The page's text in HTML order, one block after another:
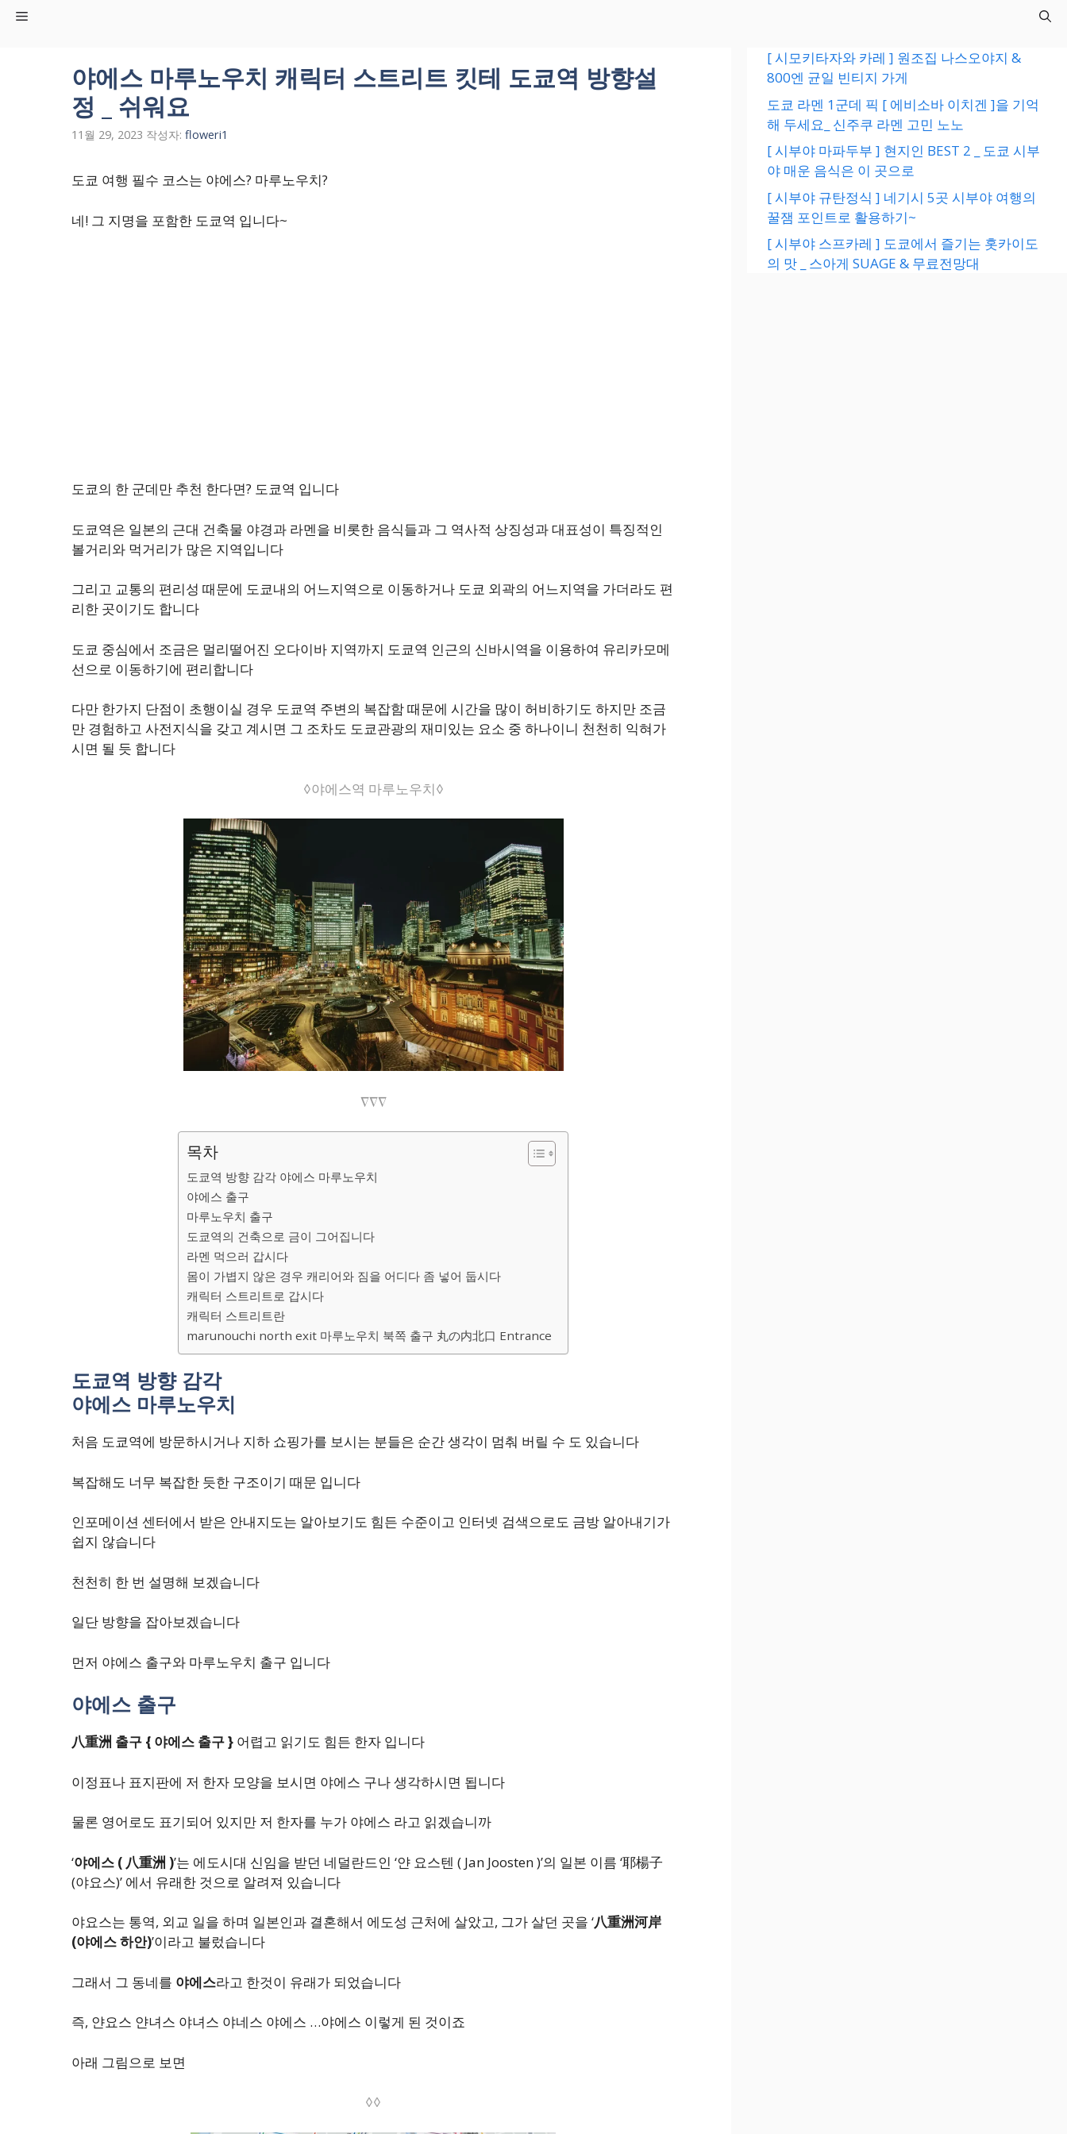
Menu
야에스 마루노우치 캐릭터 스트리트 킷테 도쿄역 방향설
정 _ 쉬워요
11월 29, 2023 작성자: floweri1
도쿄 여행 필수 코스는 야에스? 마루노우치?
네! 그 지명을 포함한 도쿄역 입니다~
도쿄의 한 군데만 추천 한다면? 도쿄역 입니다
도쿄역은 일본의 근대 건축물 야경과 라멘을 비롯한 음식들과 그 역사적 상징성과 대표성이 특징적인
볼거리와 먹거리가 많은 지역입니다
그리고 교통의 편리성 때문에 도쿄내의 어느지역으로 이동하거나 도쿄 외곽의 어느지역을 가더라도 편
리한 곳이기도 합니다
도쿄 중심에서 조금은 멀리떨어진 오다이바 지역까지 도쿄역 인근의 신바시역을 이용하여 유리카모메
선으로 이동하기에 편리합니다
다만 한가지 단점이 초행이실 경우 도쿄역 주변의 복잡함 때문에 시간을 많이 허비하기도 하지만 조금
만 경험하고 사전지식을 갖고 계시면 그 조차도 도쿄관광의 재미있는 요소 중 하나이니 천천히 익혀가
시면 될 듯 합니다
◊야에스역 마루노우치◊
∇∇∇
목차
도쿄역 방향 감각 야에스 마루노우치
야에스 출구
마루노우치 출구
도쿄역의 건축으로 금이 그어집니다
라멘 먹으러 갑시다
몸이 가볍지 않은 경우 캐리어와 짐을 어디다 좀 넣어 둡시다
캐릭터 스트리트로 갑시다
캐릭터 스트리트란
marunouchi north exit 마루노우치 북쪽 출구 丸の内北口 Entrance
도쿄역 방향 감각
야에스 마루노우치
처음 도쿄역에 방문하시거나 지하 쇼핑가를 보시는 분들은 순간 생각이 멈춰 버릴 수 도 있습니다
복잡해도 너무 복잡한 듯한 구조이기 때문 입니다
인포메이션 센터에서 받은 안내지도는 알아보기도 힘든 수준이고 인터넷 검색으로도 금방 알아내기가
쉽지 않습니다
천천히 한 번 설명해 보겠습니다
일단 방향을 잡아보겠습니다
먼저 야에스 출구와 마루노우치 출구 입니다
야에스 출구
八重洲 출구 { 야에스 출구 } 어렵고 읽기도 힘든 한자 입니다
이정표나 표지판에 저 한자 모양을 보시면 야에스 구나 생각하시면 됩니다
물론 영어로도 표기되어 있지만 저 한자를 누가 야에스 라고 읽겠습니까
‘야에스 ( 八重洲 )’는 에도시대 신임을 받던 네덜란드인 ‘얀 요스텐 ( Jan Joosten )’의 일본 이름 ‘耶楊子
(야요스)’ 에서 유래한 것으로 알려져 있습니다
야요스는 통역, 외교 일을 하며 일본인과 결혼해서 에도성 근처에 살았고, 그가 살던 곳을 ‘八重洲河岸
(야에스 하안)’이라고 불렀습니다
그래서 그 동네를 야에스라고 한것이 유래가 되었습니다
즉, 얀요스 얀녀스 야녀스 야네스 야에스 …야에스 이렇게 된 것이죠
아래 그림으로 보면
◊◊
[ 시모키타자와 카레 ] 원조집 나스오야지 &
800엔 균일 빈티지 가게
도쿄 라멘 1군데 픽 [ 에비소바 이치겐 ]을 기억
해 두세요_ 신주쿠 라멘 고민 노노
[ 시부야 마파두부 ] 현지인 BEST 2 _ 도쿄 시부
야 매운 음식은 이 곳으로
[ 시부야 규탄정식 ] 네기시 5곳 시부야 여행의
꿀잼 포인트로 활용하기~
[ 시부야 스프카레 ] 도쿄에서 즐기는 홋카이도
의 맛 _ 스아게 SUAGE & 무료전망대